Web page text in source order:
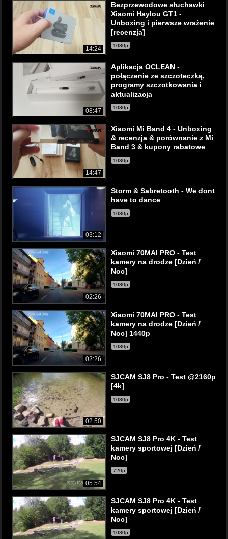
14:24
Bezprzewodowe słuchawki
Xiaomi Haylou GT1 -
Unboxing i pierwsze wrażenie
[recenzja]
1080p
08:47
Aplikacja OCLEAN -
połączenie ze szczoteczką,
programy szczotkowania i
aktualizacja
1080p
14:47
Xiaomi Mi Band 4 - Unboxing
& recenzja & porównanie z Mi
Band 3 & kupony rabatowe
1080p
03:12
Storm & Sabretooth - We dont
have to dance
1080p
02:26
Xiaomi 70MAI PRO - Test
kamery na drodze [Dzień /
Noc]
1080p
02:26
Xiaomi 70MAI PRO - Test
kamery na drodze [Dzień /
Noc] 1440p
1080p
02:50
SJCAM SJ8 Pro - Test @2160p
[4k]
1080p
05:54
SJCAM SJ8 Pro 4K - Test
kamery sportowej [Dzień /
Noc]
720p
SJCAM SJ8 Pro 4K - Test
kamery sportowej [Dzień /
Noc]
1080p